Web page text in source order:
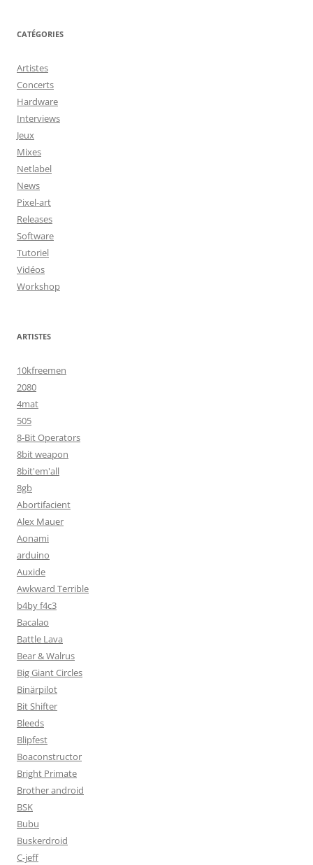
CATÉGORIES
Artistes
Concerts
Hardware
Interviews
Jeux
Mixes
Netlabel
News
Pixel-art
Releases
Software
Tutoriel
Vidéos
Workshop
ARTISTES
10kfreemen
2080
4mat
505
8-Bit Operators
8bit weapon
8bit'em'all
8gb
Abortifacient
Alex Mauer
Aonami
arduino
Auxide
Awkward Terrible
b4by f4c3
Bacalao
Battle Lava
Bear & Walrus
Big Giant Circles
Binärpilot
Bit Shifter
Bleeds
Blipfest
Boaconstructor
Bright Primate
Brother android
BSK
Bubu
Buskerdroid
C-jeff